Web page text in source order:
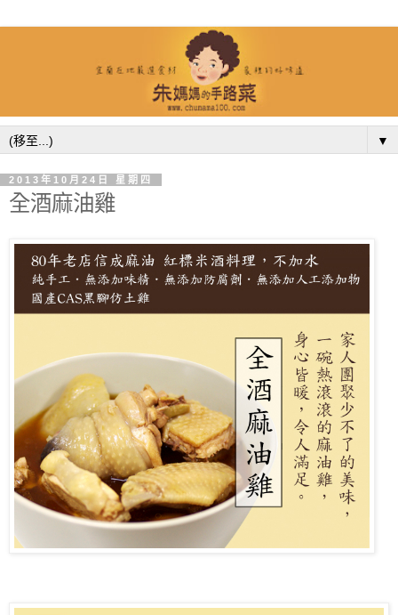
▼
2013年10月24日 星期四
全酒麻油雞